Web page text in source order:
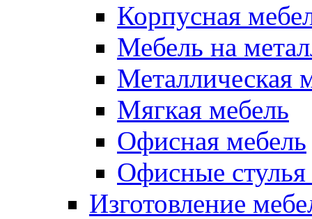
Корпусная
Мебель на
Металлическая
Мягкая мебель
Офисная мебель
Офисные стулья
Изготовление